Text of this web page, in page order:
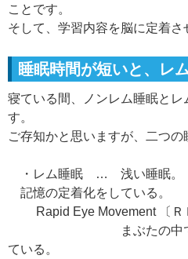
ことです。
そして、学習内容を脳に定着さ
睡眠時間が短いと、レ
寝ている間、ノンレム睡眠とレ
す。
ご存知かと思いますが、二つの
・レム睡眠 … 浅い睡眠。
記憶の定着化をしている。
Rapid Eye Movement 〔Ｒ
まぶたの中で目が
ている。